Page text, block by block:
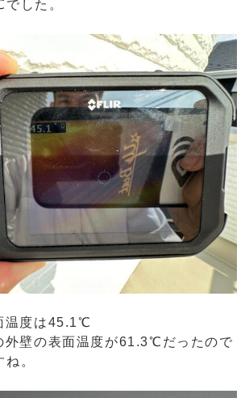
した。
温度は45.1℃
外壁の表面温度が61.3℃だったので
。